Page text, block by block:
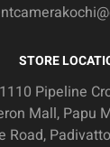
STORE
Pipeline
Mall, Papu
Road,